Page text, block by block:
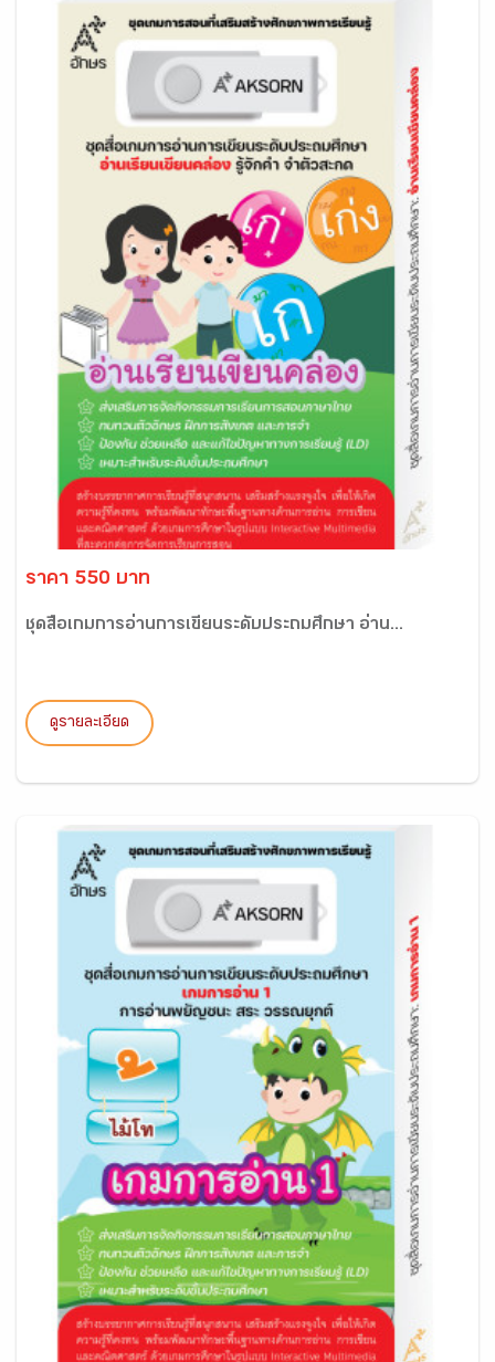
ราคา 550 บาท
ชุดสื่อเกมการอ่านการเขียนระดับประถมศึกษา อ่าน...
ดูรายละเอียด